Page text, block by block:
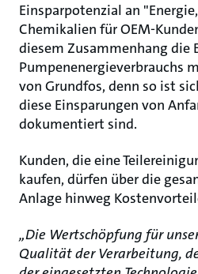
Einsparpotenzial an
Chemikalien für OEM-
diesem Zusammenhang die
Pumpenenergieverbrauchs
von Grundfos, denn so ist
diese Einsparungen von
dokumentiert sind.
Kunden, die eine
kaufen, dürfen über die
Anlage hinweg
„Die Wertschöpfung für
Qualität der Verarbeitung,